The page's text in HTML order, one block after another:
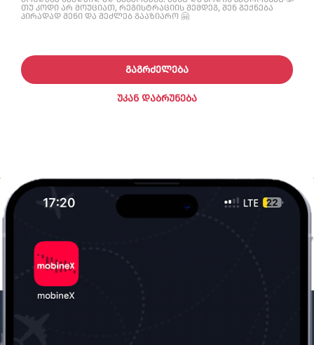
თუ კოდი არ მოუციათ, რეგისტრაციის შემდეგ, შენ გექნება
პირადად შენი და შეძლებ გააზიარო 🤗
ᲣᲙᲐᲜ ᲓᲐᲑᲠᲣᲜᲔᲑᲐ
ᲒᲐᲒᲠᲫᲔᲚᲔᲑᲐ